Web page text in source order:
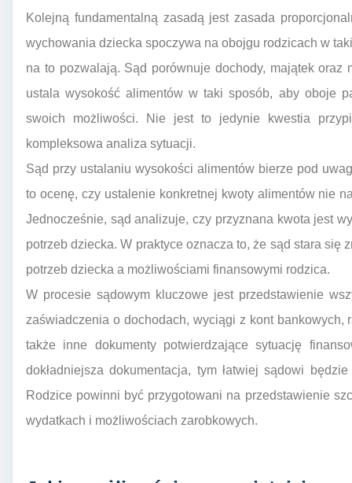
Kolejną fundamentalną zasadą jest zasada
wychowania dziecka spoczywa na obojgu rodzicach w
na to pozwalają. Sąd porównuje dochody, majątek
ustala wysokość alimentów w taki sposób, aby oboje
swoich możliwości. Nie jest to jedynie kwestia
kompleksowa analiza sytuacji.
Sąd przy ustalaniu wysokości alimentów bierze pod
to ocenę, czy ustalenie konkretnej kwoty alimentów nie
Jednocześnie, sąd analizuje, czy przyznana kwota jest
potrzeb dziecka. W praktyce oznacza to, że sąd stara się
potrzeb dziecka a możliwościami finansowymi rodzica.
W procesie sądowym kluczowe jest przedstawienie
zaświadczenia o dochodach, wyciągi z kont
także inne dokumenty potwierdzające sytuację
dokładniejsza dokumentacja, tym łatwiej sądowi
Rodzice powinni być przygotowani na przedstawienie
wydatkach i możliwościach zarobkowych.